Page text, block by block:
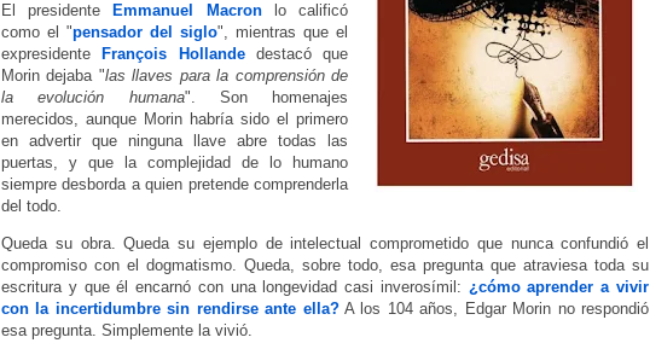
El presidente Emmanuel Macronlo calificó
como el "pensador del siglo", mientras que el
expresidente
François Hollandedestacó que
Morin dejaba "las llaves para la comprensión de
la evolución humana". Son homenajes
merecidos, aunque Morin habría sido el primero
en advertir que ninguna llave abre todas las
puertas, y que la complejidad de lo humano
siempre desborda a quien pretende comprenderla
del todo.
Queda su obra. Queda su ejemplo de intelectual comprometido que nunca confundió el
compromiso con el dogmatismo. Queda, sobre todo, esa pregunta que atraviesa toda su
escritura y que él encarnó con una longevidad casi inverosímil: ¿cómo aprender a vivir
con la incertidumbre sin rendirse ante ella?A los 104 años, Edgar Morin no respondió
esa pregunta. Simplemente la vivió.